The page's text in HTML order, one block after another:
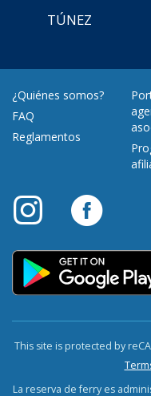
TÚNEZ
¿Quiénes somos?
FAQ
Reglamentos
This site is protected by
La reserva de ferry es